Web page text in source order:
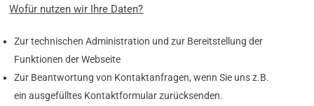
Wofür nutzen wir Ihre Daten?
Zur technischen Administration und zur Bereitstellung der
Funktionen der Webseite
Zur Beantwortung von Kontaktanfragen, wenn Sie uns z.B.
ein ausgefülltes Kontaktformular zurücksenden.